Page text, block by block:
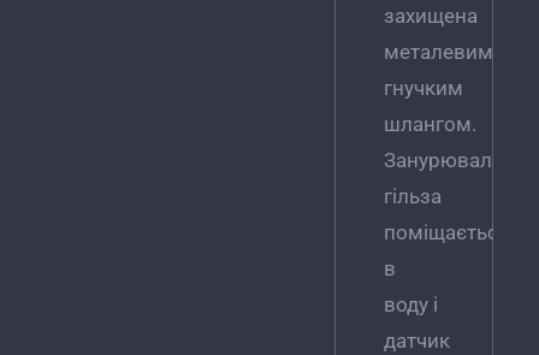
захищена
металевим
гнучким
шлангом.
Занурювальна
гільза
поміщається
в
воду і
датчик